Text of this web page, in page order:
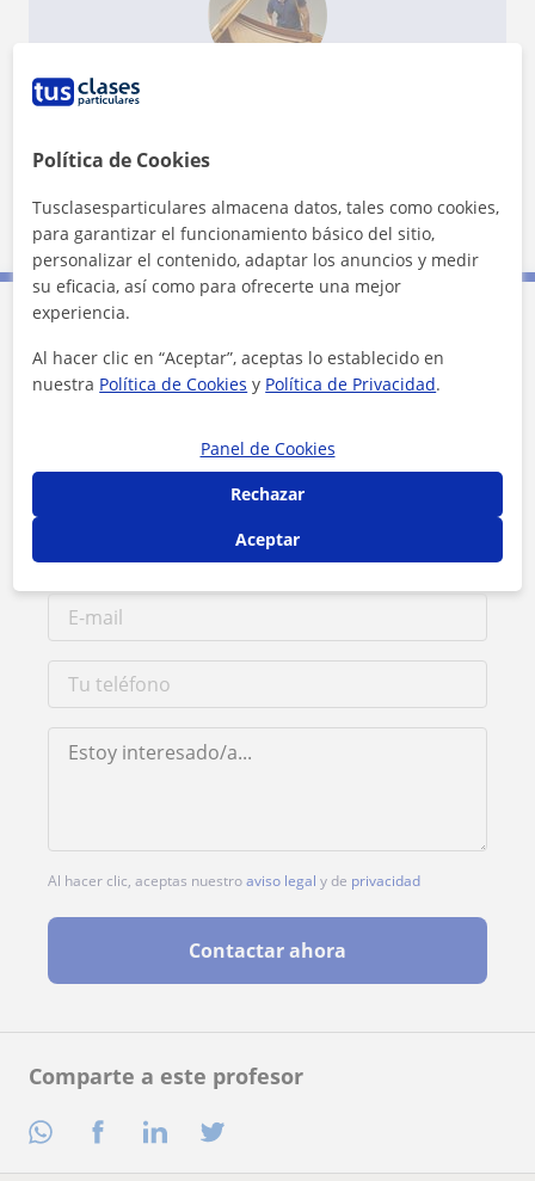
Comparte a este profesor
¿Quieres saber más de Daniel?
Contacta con Daniel
1ª clase gratis
Al hacer clic, aceptas nuestroaviso legal y de privacidad
Contactar ahora
Política de Cookies
Tusclasesparticulares almacena datos, tales como cookies,
para garantizar el funcionamiento básico del sitio,
personalizar el contenido, adaptar los anuncios y medir
su eficacia, así como para ofrecerte una mejor
experiencia.
Al hacer clic en “Aceptar”, aceptas lo establecido en
nuestra Política de Cookies y Política de Privacidad.
Panel de Cookies
Rechazar
Aceptar